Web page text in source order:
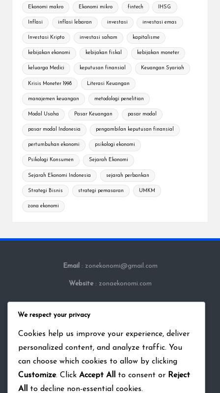
Ekonomi makro Ekonomi mikro fintech IHSG
Inflasi inflasi lebaran investasi investasi emas
Investasi Kripto investasi saham kapitalisme
kebijakan ekonomi kebijakan fiskal kebijakan moneter
keluarga Medici keputusan finansial Keuangan Syariah
Krisis Moneter 1998 Literasi Keuangan
manajemen keuangan metodologi penelitian
Modal Usaha Pasar Keuangan pasar modal
pasar modal Indonesia pengambilan keputusan finansial
pertumbuhan ekonomi psikologi ekonomi
Psikologi Konsumen Sejarah Ekonomi
Sejarah Ekonomi Indonesia sejarah perbankan
Strategi Bisnis strategi pemasaran UMKM
zona ekonomi
Email : zonekonomi@gmail.com
Website : zonaekonomi.com
Disclaimer
Privacy Policy
Tentang Kami
Terms and condition
We respect your privacy
Cookies help us improve your experience, deliver
personalized content, and analyze traffic. You
can choose which cookies to allow by clicking
Customize. Click Accept All to consent or Reject
All
to decline non-essential cookies.